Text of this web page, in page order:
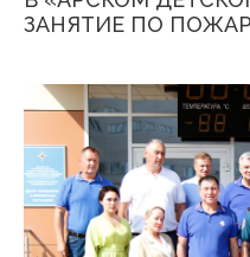
ЗАНЯТИЕ ПО